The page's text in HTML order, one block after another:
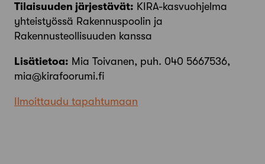
Tilaisuuden järjestävät: KIRA-kasvuohjelma
yhteistyössä Rakennuspoolin ja
Rakennusteollisuuden kanssa
Lisätietoa: Mia Toivanen, puh. 040 5667536,
mia@kirafoorumi.fi
Ilmoittaudu tapahtumaan